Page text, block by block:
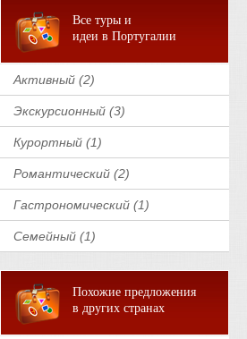
Все туры и
идеи в Португалии
Активный (2)
Экскурсионный (3)
Курортный (1)
Романтический (2)
Гастрономический (1)
Семейный (1)
Похожие предложения
в других странах